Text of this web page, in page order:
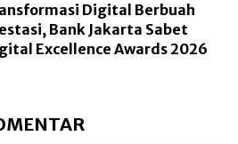
Digital Berbuah
Bank Jakarta Sabet
Excellence Awards 2026